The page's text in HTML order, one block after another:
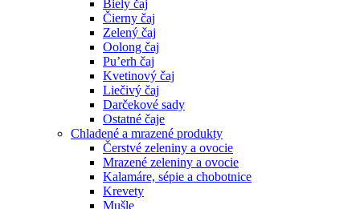
Biely čaj
Čierny čaj
Zelený čaj
Oolong čaj
Pu’erh čaj
Kvetinový čaj
Liečivý čaj
Darčekové sady
Ostatné čaje
Chladené a mrazené produkty
Čerstvé zeleniny a ovocie
Mrazené zeleniny a ovocie
Kalamáre, sépie a chobotnice
Krevety
Mušle